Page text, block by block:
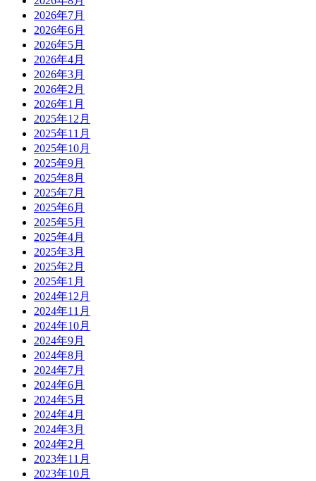
2026年7月
2026年6月
2026年5月
2026年4月
2026年3月
2026年2月
2026年1月
2025年12月
2025年11月
2025年10月
2025年9月
2025年8月
2025年7月
2025年6月
2025年5月
2025年4月
2025年3月
2025年2月
2025年1月
2024年12月
2024年11月
2024年10月
2024年9月
2024年8月
2024年7月
2024年6月
2024年5月
2024年4月
2024年3月
2024年2月
2023年11月
2023年10月